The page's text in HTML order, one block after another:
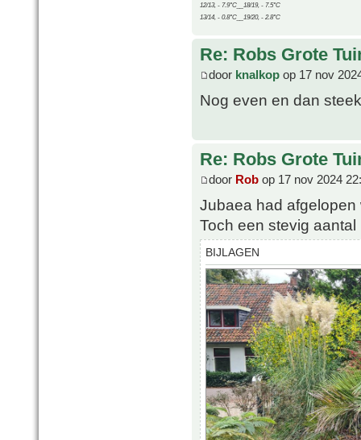
12/13, - 7.9°C__18/19, - 7.5°C
13/14, - 0.8°C__19/20, - 2.8°C
Re: Robs Grote
door knalkop op 17 nov
Nog even en dan
Re: Robs Grote
door Rob op 17 nov 2024
Jubaea had afgelopen
Toch een stevig
BIJLAGEN